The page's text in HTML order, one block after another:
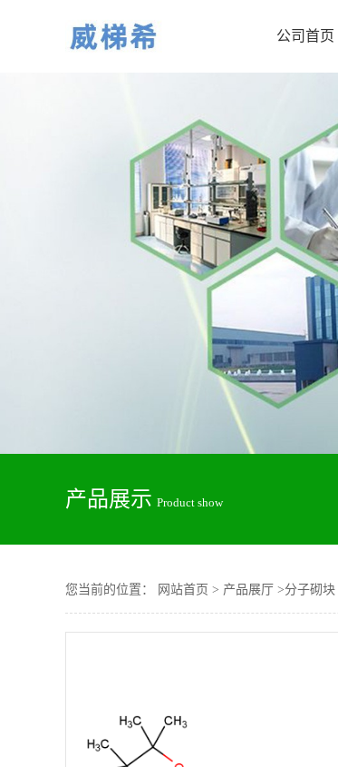
公司首页
产品展示 Product show
您当前的位置： 网站首页 > 产品展厅 >分子砌块